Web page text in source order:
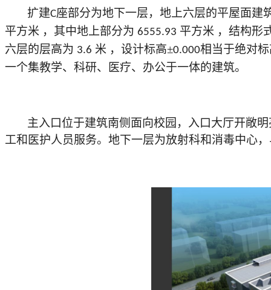
扩建C座部分为地下一层，地上六层的平屋面建
平方米 ，其中地上部分为 6555.93 平方米 ，结构形
六层的层高为 3.6 米 ，设计标高±0.000相当于绝对
一个集教学、科研、医疗、办公于一体的建筑。
主入口位于建筑南侧面向校园，入口大厅开敞
工和医护人员服务。地下一层为放射科和消毒中心